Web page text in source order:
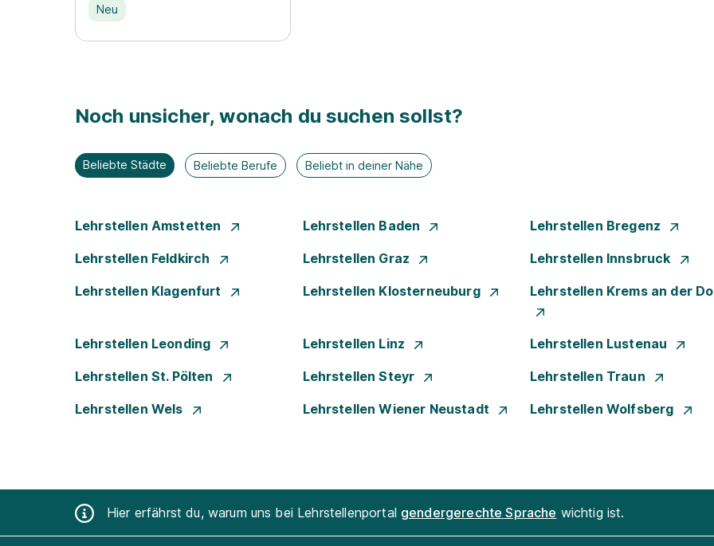
Neu
Noch unsicher, wonach du suchen sollst?
Beliebte Städte Beliebte Berufe Beliebt in deiner Nähe
Lehrstellen Amstetten Lehrstellen Baden Lehrstellen Bregenz
Lehrstellen Feldkirch Lehrstellen Graz Lehrstellen Innsbruck
Lehrstellen Klagenfurt Lehrstellen Klosterneuburg Lehrstellen Krems an der
Lehrstellen Leonding Lehrstellen Linz Lehrstellen Lustenau
Lehrstellen St. Pölten Lehrstellen Steyr Lehrstellen Traun
Lehrstellen Wels Lehrstellen Wiener Neustadt Lehrstellen Wolfsberg
Hier erfährst du, warum uns bei Lehrstellenportal gendergerechte Sprache wichtig ist.